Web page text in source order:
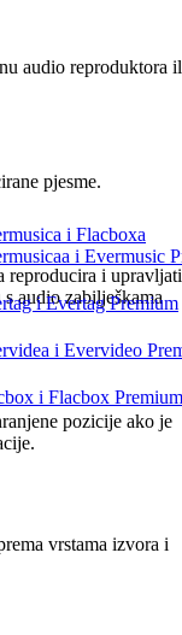
i Flacboxa
i Evermusic
i Evertag Premium
i Evervideo
i Flacbox
audio reproduktora
pjesme.
reproducira i upravljati
audio zabilješkama
pozicije ako je
vrstama izvora i